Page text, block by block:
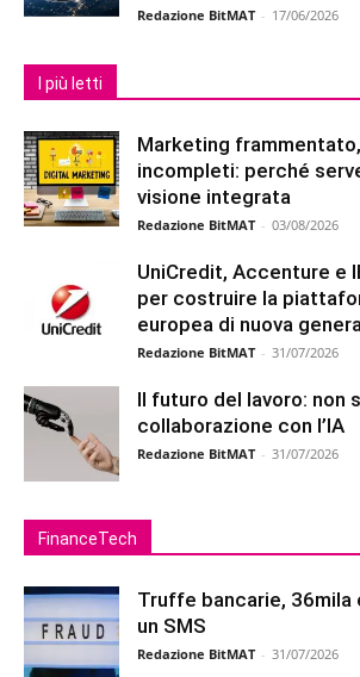
Redazione BitMAT - 17/06/2026
I più letti
Marketing
incompleti: perché
visione integrata
Redazione BitMAT - 03/08/2026
UniCredit, Accenture e
per costruire la
europea di nuova
Redazione BitMAT - 31/07/2026
Il futuro del lavoro: non
collaborazione con l’IA
Redazione BitMAT - 31/07/2026
FinanceTech
Truffe bancarie, 36mila
un SMS
Redazione BitMAT - 31/07/2026